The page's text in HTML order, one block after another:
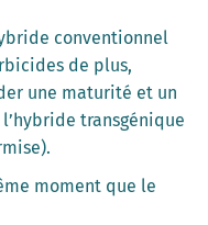
conventionnel
de plus,
une maturité et un
transgénique
moment que le